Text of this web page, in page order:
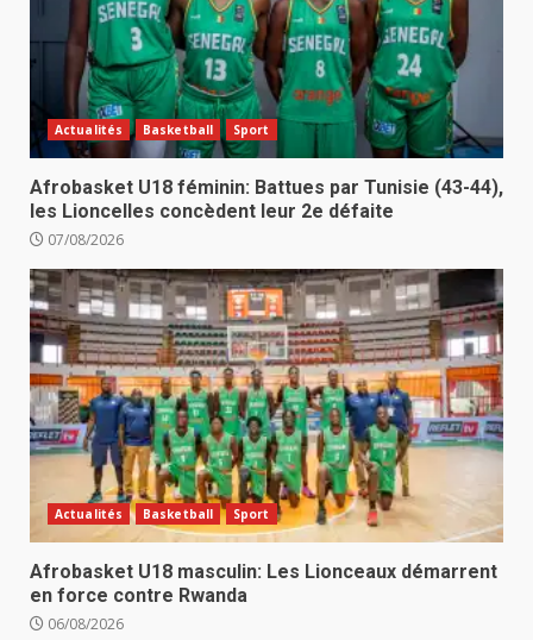
Actualités Basketball Sport
Afrobasket U18 féminin: Battues par Tunisie (43-44),
les Lioncelles concèdent leur 2e défaite
07/08/2026
Actualités Basketball Sport
Afrobasket U18 masculin: Les Lionceaux démarrent
en force contre Rwanda
06/08/2026